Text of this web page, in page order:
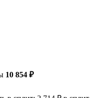
10 854 ₽